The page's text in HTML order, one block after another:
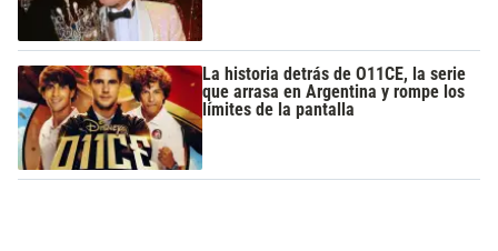
La historia detrás de O11CE, la serie
que arrasa en Argentina y rompe los
límites de la pantalla